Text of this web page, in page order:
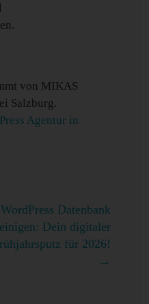
von MIKAS
Salzburg.
Agentur in
WordPress Datenbank
Dein digitaler
für 2026!
→